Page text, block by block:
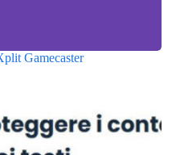
Gamecaster